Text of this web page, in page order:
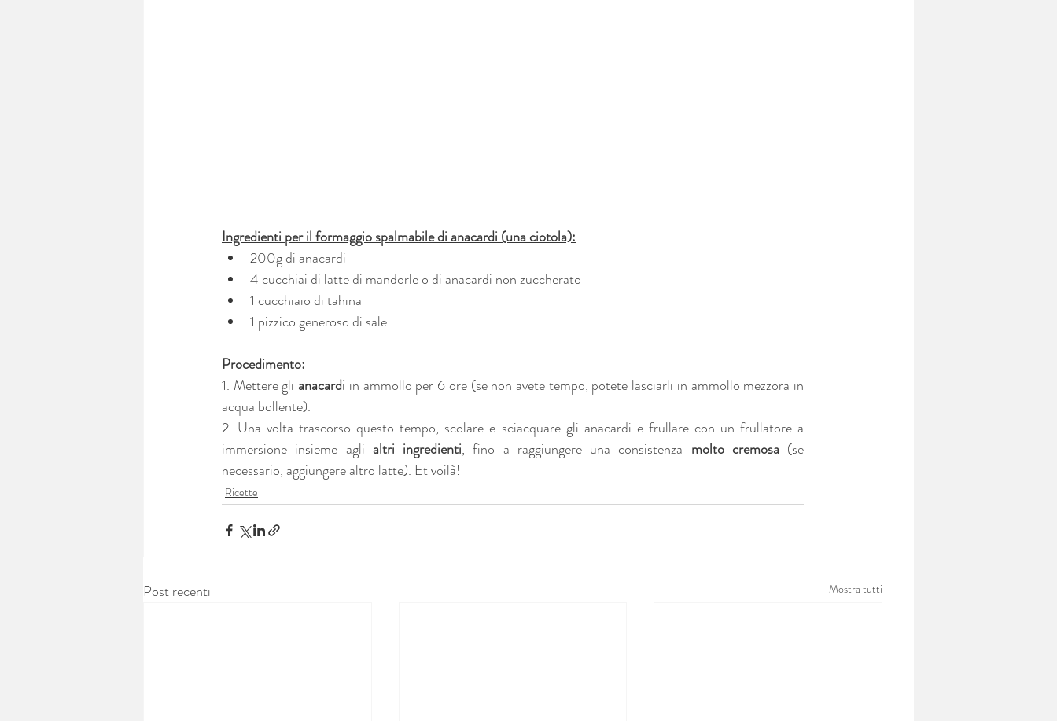
Ingredienti per il formaggio spalmabile di anacardi (una ciotola):
200g di anacardi
4 cucchiai di latte di mandorle o di anacardi non zuccherato
1 cucchiaio di tahina
1 pizzico generoso di sale
Procedimento:
1. Mettere gli anacardi in ammollo per 6 ore (se non avete tempo, potete lasciarli in ammollo mezzora in
acqua bollente).
2. Una volta trascorso questo tempo, scolare e sciacquare gli anacardi e frullare con un frullatore a
immersione insieme agli altri ingredienti, fino a raggiungere una consistenza molto cremosa (se
necessario, aggiungere altro latte). Et voilà!
Ricette
Post recenti Mostra tutti